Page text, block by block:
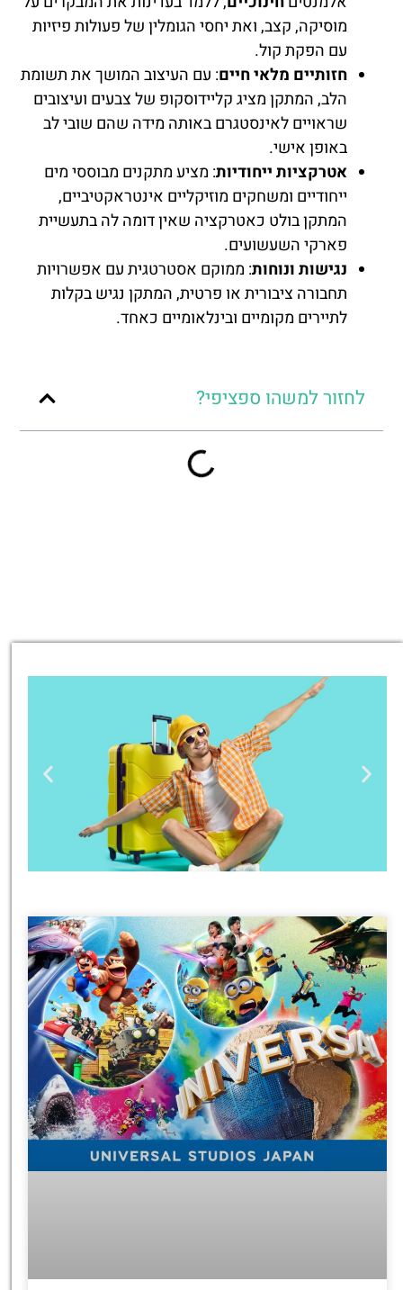
מוסיקה, קצב, ואת יחסי הגומלין של פעולות פיזיות
עם הפקת קול.
חזותיים מלאי חיים: עם העיצוב המושך את תשומת
הלב, המתקן מציג קליידוסקופ של צבעים ועיצובים
שראויים לאינסטגרם באותה מידה שהם שובי לב
באופן אישי.
אטרקציות ייחודיות: מציע מתקנים מבוססי מים
ייחודיים ומשחקים מוזיקליים אינטראקטיביים,
המתקן בולט כאטרקציה שאין דומה לה בתעשיית
פארקי השעשועים.
נגישות ונוחות: ממוקם אסטרטגית עם אפשרויות
תחבורה ציבורית או פרטית, המתקן נגיש בקלות
לתיירים מקומיים ובינלאומיים כאחד.
לחזור למשהו ספציפי?
מציאת
טיסה זולה?
לחצו
פה!